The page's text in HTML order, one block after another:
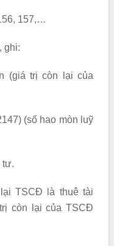
157,…
ghi:
(giá trị còn lại của
(số hao mòn luỹ
TSCĐ là thuê tài
còn lại của TSCĐ